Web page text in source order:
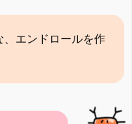
エンドロールを作